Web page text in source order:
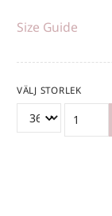
Size Guide
VÄLJ STORLEK